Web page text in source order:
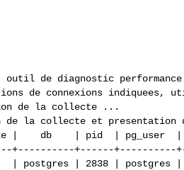
de diagnostic performance
de connexions
de la collecte ...
de la collecte et
|    db    | pid  | pg_user
+----------+------
| postgres | 2838 | postgres